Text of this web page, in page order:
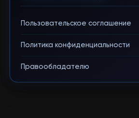
Пользовательское соглашение
Политика конфиденциальности
Правообладателю